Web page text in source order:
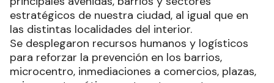
estratégicos de nuestra ciudad, al igual que en
las distintas localidades del interior.
Se desplegaron recursos humanos y logísticos
para reforzar la prevención en los barrios,
microcentro, inmediaciones a comercios, plazas,